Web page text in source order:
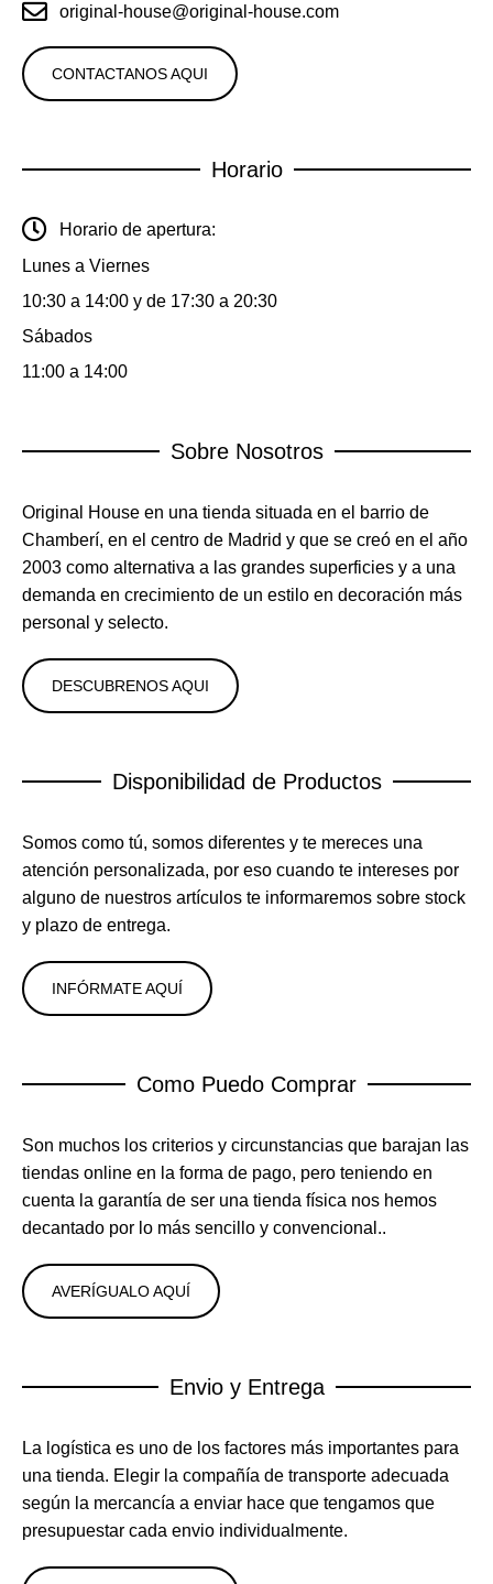
original-house@original-house.com
CONTACTANOS AQUI
Horario
Horario de apertura:
Lunes a Viernes
10:30 a 14:00 y de 17:30 a 20:30
Sábados
11:00 a 14:00
Sobre Nosotros
Original House en una tienda situada en el barrio de
Chamberí, en el centro de Madrid y que se creó en el año
2003 como alternativa a las grandes superficies y a una
demanda en crecimiento de un estilo en decoración más
personal y selecto.
DESCUBRENOS AQUI
Disponibilidad de Productos
Somos como tú, somos diferentes y te mereces una
atención personalizada, por eso cuando te intereses por
alguno de nuestros artículos te informaremos sobre stock
y plazo de entrega.
INFÓRMATE AQUÍ
Como Puedo Comprar
Son muchos los criterios y circunstancias que barajan las
tiendas online en la forma de pago, pero teniendo en
cuenta la garantía de ser una tienda física nos hemos
decantado por lo más sencillo y convencional..
AVERÍGUALO AQUÍ
Envio y Entrega
La logística es uno de los factores más importantes para
una tienda. Elegir la compañía de transporte adecuada
según la mercancía a enviar hace que tengamos que
presupuestar cada envio individualmente.